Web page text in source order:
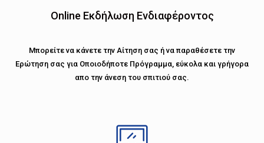
Online Εκδήλωση Ενδιαφέροντος
Μπορείτε να κάνετε την Αίτηση σας ή να παραθέσετε την
Ερώτηση σας για Οποιοδήποτε Πρόγραμμα, εύκολα και γρήγορα
απο την άνεση του σπιτιού σας.